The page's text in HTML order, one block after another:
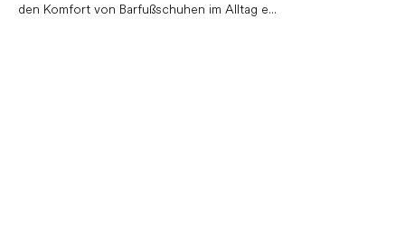
den Komfort von Barfußschuhen im Alltag e...